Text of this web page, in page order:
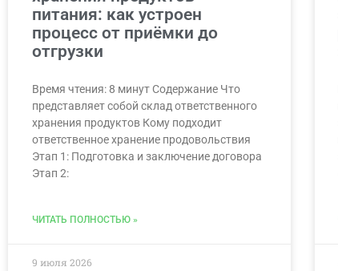
питания: как устроен
процесс от приёмки до
отгрузки
Время чтения: 8 минут Содержание Что
представляет собой склад ответственного
хранения продуктов Кому подходит
ответственное хранение продовольствия
Этап 1: Подготовка и заключение договора
Этап 2:
ЧИТАТЬ ПОЛНОСТЬЮ »
9 июля 2026